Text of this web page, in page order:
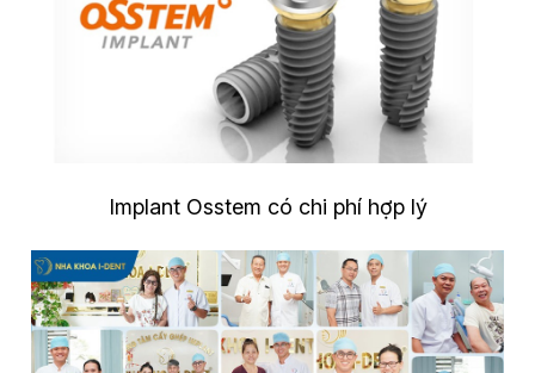
Implant Osstem có chi phí hợp lý